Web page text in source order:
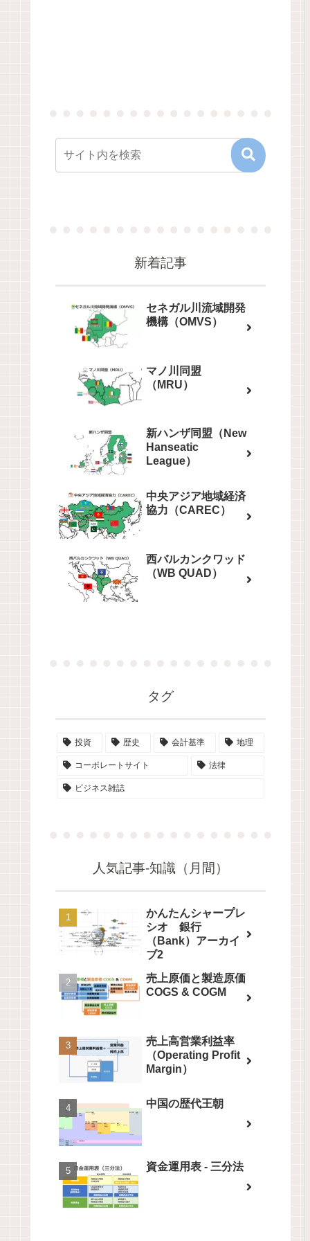
新着記事
セネガル川流域開発
機構（OMVS）
マノ川同盟
（MRU）
新ハンザ同盟（New
Hanseatic
League）
中央アジア地域経済
協力（CAREC）
西バルカンクワッド
（WB QUAD）
タグ
投資 歴史 会計基準 地理
コーポレートサイト 法律
ビジネス雑誌
人気記事-知識（月間）
かんたんシャープレ
シオ 銀行
（Bank）アーカイ
ブ2
売上原価と製造原価
COGS & COGM
売上高営業利益率
（Operating Profit
Margin）
中国の歴代王朝
資金運用表 - 三分法